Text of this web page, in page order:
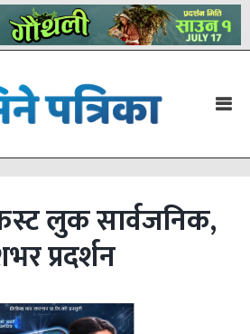
लुक सार्वजनिक,
प्रदर्शन